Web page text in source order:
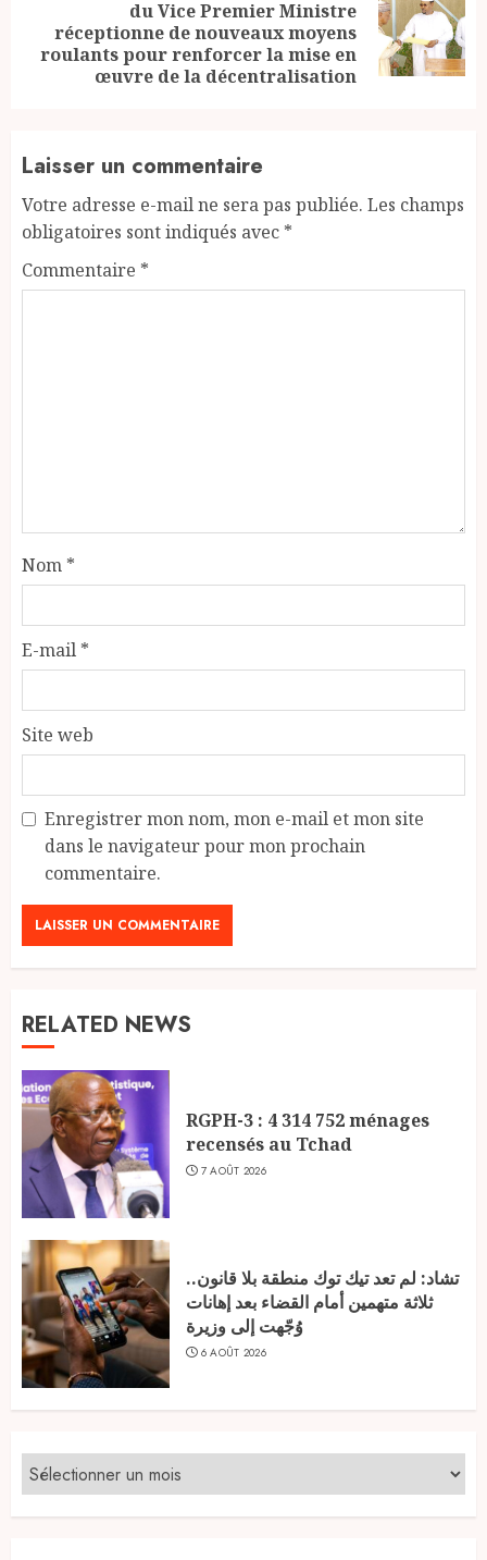
Next
post:
du Vice Premier Ministre
réceptionne de nouveaux moyens
roulants pour renforcer la mise en
œuvre de la décentralisation
Laisser un commentaire
Votre adresse e-mail ne sera pas publiée. Les champs
obligatoires sont indiqués avec *
Commentaire *
Nom *
E-mail *
Site web
Enregistrer mon nom, mon e-mail et mon site
dans le navigateur pour mon prochain
commentaire.
RELATED NEWS
RGPH-3 : 4 314 752 ménages
recensés au Tchad
7 AOÛT 2026
تشاد: لم تعد تيك توك منطقة بلا قانون..
ثلاثة متهمين أمام القضاء بعد إهانات
وُجّهت إلى وزيرة
6 AOÛT 2026